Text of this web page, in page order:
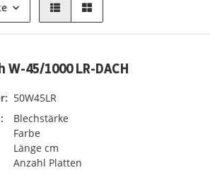
W-45/1000 LR-DACH
50W45LR
Blechstärke
Farbe
Länge cm
Anzahl Platten